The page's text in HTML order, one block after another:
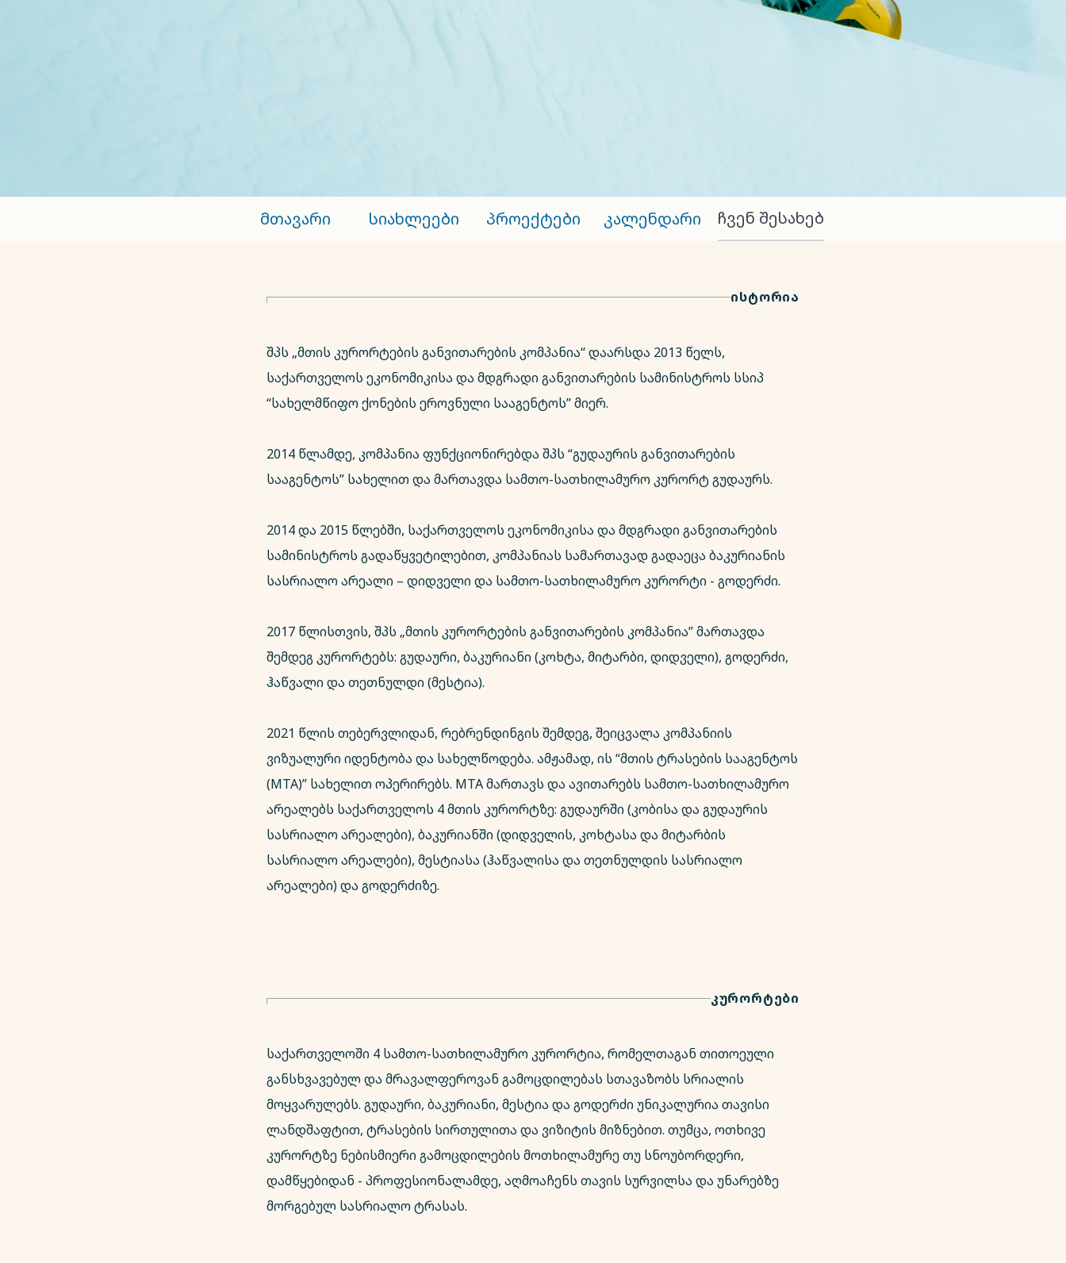
მთავარი სიახლეები პროექტები კალენდარი ჩვენ შესახებ
ᲘᲡᲢᲝᲠᲘᲐ
შპს „მთის კურორტების განვითარების კომპანია“ დაარსდა 2013 წელს,
საქართველოს ეკონომიკისა და მდგრადი განვითარების სამინისტროს სსიპ
“სახელმწიფო ქონების ეროვნული სააგენტოს” მიერ.
2014 წლამდე, კომპანია ფუნქციონირებდა შპს “გუდაურის განვითარების
სააგენტოს” სახელით და მართავდა სამთო-სათხილამურო კურორტ გუდაურს.
2014 და 2015 წლებში, საქართველოს ეკონომიკისა და მდგრადი განვითარების
სამინისტროს გადაწყვეტილებით, კომპანიას სამართავად გადაეცა ბაკურიანის
სასრიალო არეალი – დიდველი და სამთო-სათხილამურო კურორტი - გოდერძი.
2017 წლისთვის, შპს „მთის კურორტების განვითარების კომპანია” მართავდა
შემდეგ კურორტებს: გუდაური, ბაკურიანი (კოხტა, მიტარბი, დიდველი), გოდერძი,
ჰაწვალი და თეთნულდი (მესტია).
2021 წლის თებერვლიდან, რებრენდინგის შემდეგ, შეიცვალა კომპანიის
ვიზუალური იდენტობა და სახელწოდება. ამჟამად, ის “მთის ტრასების სააგენტოს
(MTA)” სახელით ოპერირებს. MTA მართავს და ავითარებს სამთო-სათხილამურო
არეალებს საქართველოს 4 მთის კურორტზე: გუდაურში (კობისა და გუდაურის
სასრიალო არეალები), ბაკურიანში (დიდველის, კოხტასა და მიტარბის
სასრიალო არეალები), მესტიასა (ჰაწვალისა და თეთნულდის სასრიალო
არეალები) და გოდერძიზე.
ᲙᲣᲠᲝᲠᲢᲔᲑᲘ
საქართველოში 4 სამთო-სათხილამურო კურორტია, რომელთაგან თითოეული
განსხვავებულ და მრავალფეროვან გამოცდილებას სთავაზობს სრიალის
მოყვარულებს. გუდაური, ბაკურიანი, მესტია და გოდერძი უნიკალურია თავისი
ლანდშაფტით, ტრასების სირთულითა და ვიზიტის მიზნებით. თუმცა, ოთხივე
კურორტზე ნებისმიერი გამოცდილების მოთხილამურე თუ სნოუბორდერი,
დამწყებიდან - პროფესიონალამდე, აღმოაჩენს თავის სურვილსა და უნარებზე
მორგებულ სასრიალო ტრასას.